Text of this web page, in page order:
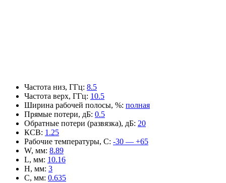
Частота низ, ГГц: 8.5
Частота верх, ГГц: 10.5
Ширина рабочей полосы, %: полная
Прямые потери, дБ: 0.5
Обратные потери (развязка), дБ: 20
КСВ: 1.25
Рабочие температуры, С: -30 — +65
W, мм: 8.89
L, мм: 10.16
H, мм: 3
C, мм: 0.635